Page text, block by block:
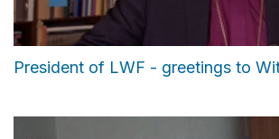
President of LWF - greetings to